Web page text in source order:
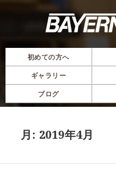
初めての方へ
ギャラリー
ブログ
月: 2019年4月